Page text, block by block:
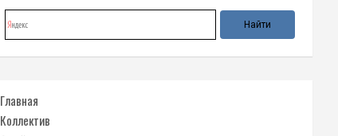
Главная
Коллектив